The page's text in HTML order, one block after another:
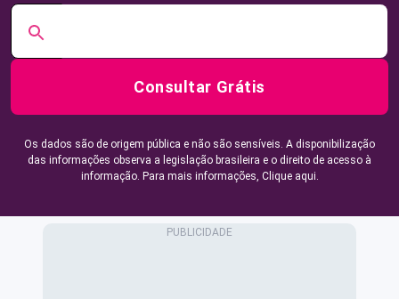
Consultar Grátis
Os dados são de origem pública e não são sensíveis. A disponibilização
das informações observa a legislação brasileira e o direito de acesso à
informação. Para mais informações, Clique aqui.